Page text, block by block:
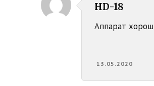
HD-18
Аппарат
13.05.2020